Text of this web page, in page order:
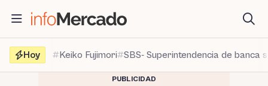
contenido
Hoy
Keiko Fujimori SBS- Superintendencia de banca
PUBLICIDAD